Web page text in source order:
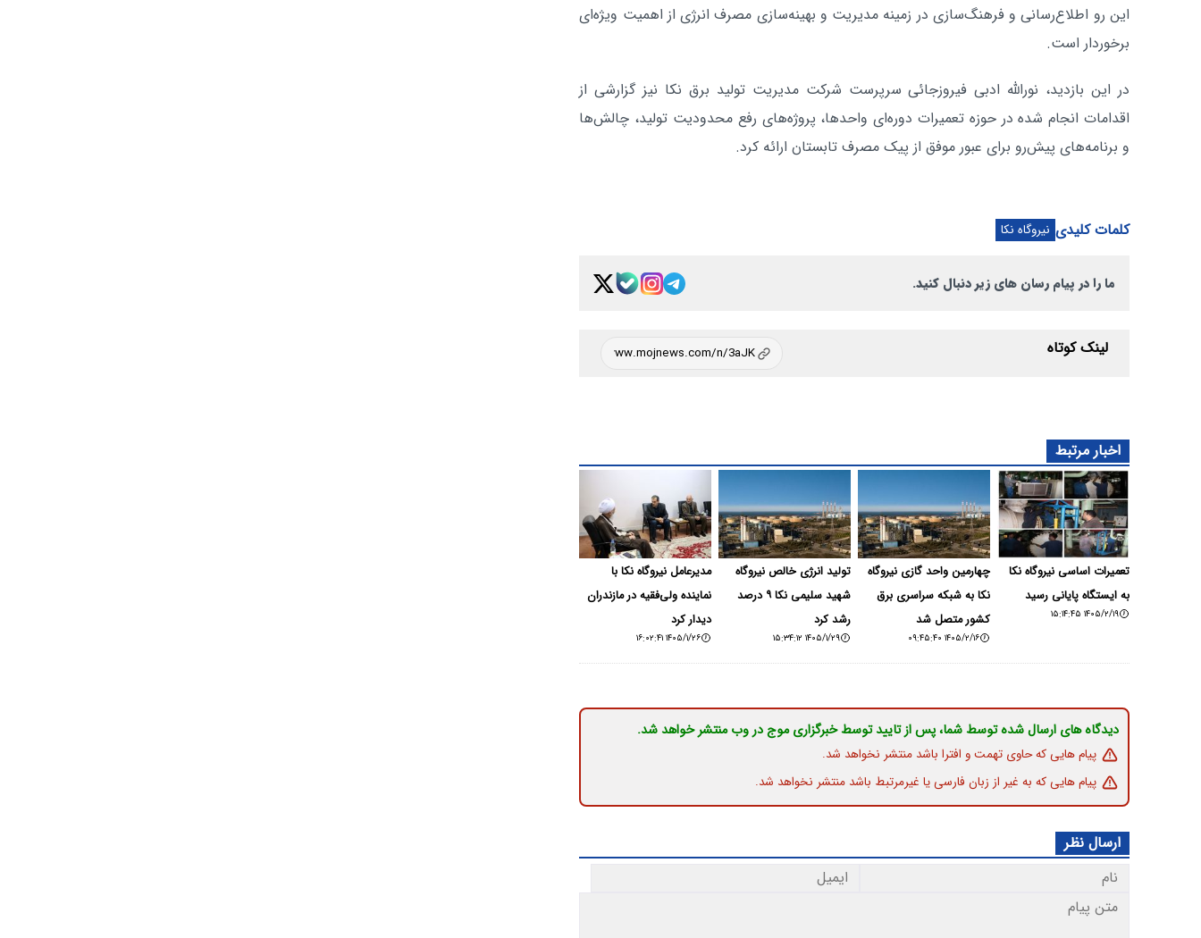
این رو اطلاع‌رسانی و فرهنگ‌سازی در زمینه مدیریت و بهینه‌سازی مصرف انرژی از اهمیت ویژه‌ای
برخوردار است.
در این بازدید، نورالله ادبی فیروزجائی سرپرست شرکت مدیریت تولید برق نکا نیز گزارشی از
اقدامات انجام شده در حوزه تعمیرات دوره‌ای واحدها، پروژه‌های رفع محدودیت تولید، چالش‌ها
و برنامه‌های پیش‌رو برای عبور موفق از پیک مصرف تابستان ارائه کرد.
کلمات کلیدی نیروگاه نکا
ما را در پیام رسان های زیر دنبال کنید.
لینک کوتاه
اخبار مرتبط
تعمیرات اساسی نیروگاه نکا
به ایستگاه پایانی رسید
۱۴۰۵/۲/۱۹ ۱۵:۱۴:۴۵
چهارمین واحد گازی نیروگاه
نکا به شبکه سراسری برق
کشور متصل شد
۱۴۰۵/۲/۱۶ ۰۹:۴۵:۴۰
تولید انرژی خالص نیروگاه
شهید سلیمی نکا ۹ درصد
رشد کرد
۱۴۰۵/۱/۲۹ ۱۵:۳۴:۱۲
مدیرعامل نیروگاه نکا با
نماینده ولی‌فقیه در مازندران
دیدار کرد
۱۴۰۵/۱/۲۶ ۱۶:۰۲:۴۱
دیدگاه های ارسال شده توسط شما، پس از تایید توسط خبرگزاری موج در وب منتشر خواهد شد.
پیام هایی که حاوی تهمت و افترا باشد منتشر نخواهد شد.
پیام هایی که به غیر از زبان فارسی یا غیرمرتبط باشد منتشر نخواهد شد.
ارسال نظر